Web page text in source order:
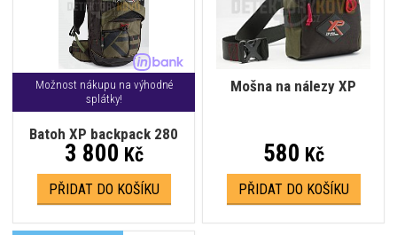
Možnost nákupu na výhodné
splátky!
Batoh XP backpack 280
3 800 Kč
PŘIDAT DO KOŠÍKU
Mošna na nálezy XP
580 Kč
PŘIDAT DO KOŠÍKU